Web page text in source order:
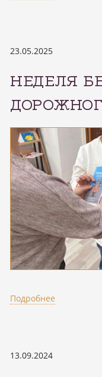
23.05.2025
НЕДЕЛЯ
Подробнее
13.09.2024